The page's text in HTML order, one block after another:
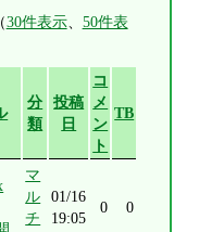
30件表示、 50件表
分
類
投稿
日
コ
メ
ン
ト
TB
マ
ル
チ
01/16
19:05
0 0